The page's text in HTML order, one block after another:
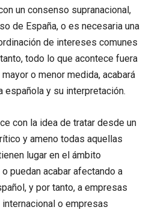
un consenso supranacional,
de España, o es necesaria una
de intereses comunes
todo lo que acontece fuera
o menor medida, acabará
española y su interpretación.
con la idea de tratar desde un
y ameno todas aquellas
lugar en el ámbito
puedan acabar afectando a
y por tanto, a empresas
o empresas